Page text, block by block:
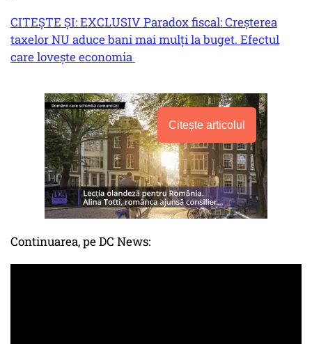
CITEȘTE ȘI: EXCLUSIV Paradox fiscal: Creșterea
taxelor NU aduce bani mai mulți la buget. Efectul
care lovește economia
Citește articolul
Continuarea, pe DC News: